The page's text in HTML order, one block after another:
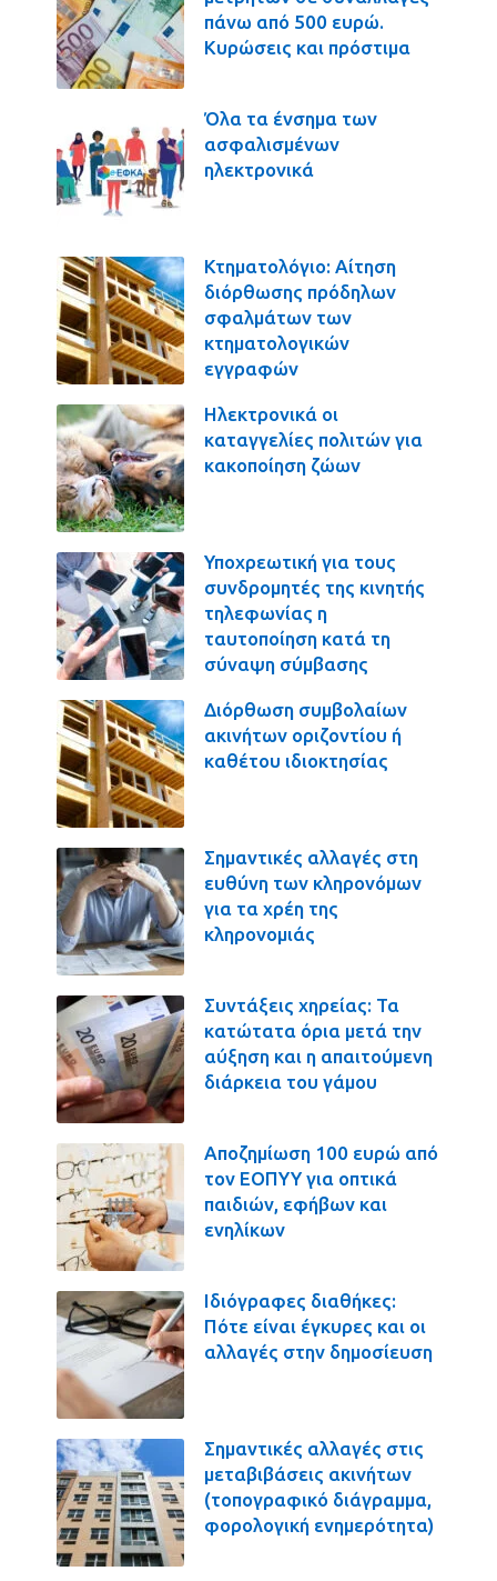
πάνω από 500 ευρώ.
Κυρώσεις και πρόστιμα
Όλα τα ένσημα των
ασφαλισμένων
ηλεκτρονικά
Κτηματολόγιο: Αίτηση
διόρθωσης πρόδηλων
σφαλμάτων των
κτηματολογικών
εγγραφών
Ηλεκτρονικά οι
καταγγελίες πολιτών για
κακοποίηση ζώων
Υποχρεωτική για τους
συνδρομητές της κινητής
τηλεφωνίας η
ταυτοποίηση κατά τη
σύναψη σύμβασης
Διόρθωση συμβολαίων
ακινήτων οριζοντίου ή
καθέτου ιδιοκτησίας
Σημαντικές αλλαγές στη
ευθύνη των κληρονόμων
για τα χρέη της
κληρονομιάς
Συντάξεις χηρείας: Τα
κατώτατα όρια μετά την
αύξηση και η απαιτούμενη
διάρκεια του γάμου
Αποζημίωση 100 ευρώ από
τον ΕΟΠΥΥ για οπτικά
παιδιών, εφήβων και
ενηλίκων
Ιδιόγραφες διαθήκες:
Πότε είναι έγκυρες και οι
αλλαγές στην δημοσίευση
Σημαντικές αλλαγές στις
μεταβιβάσεις ακινήτων
(τοπογραφικό διάγραμμα,
φορολογική ενημερότητα)